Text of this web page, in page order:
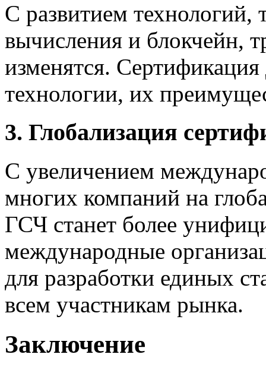
С развитием технологий,
вычисления и блокчейн,
изменятся.
технологии, их
3. Глобализация
С увеличением
многих компаний на
ГСЧ станет более
международные
для разработки единых
всем участникам рынка.
Заключение